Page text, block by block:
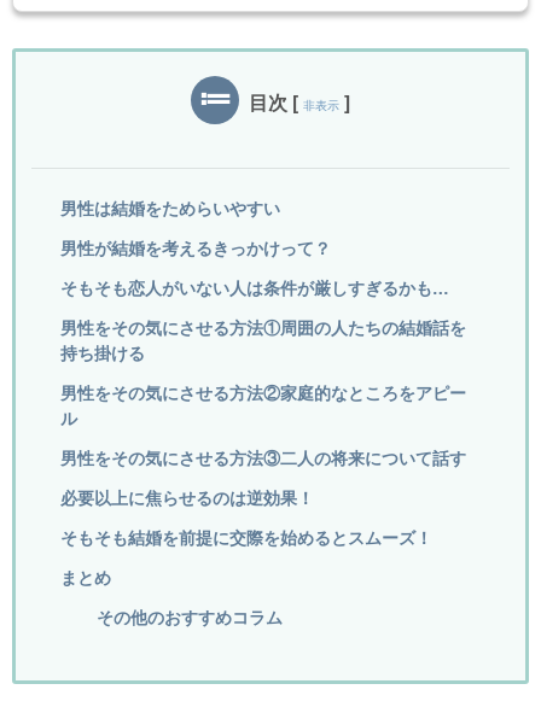
目次 [ 非表示 ]
男性は結婚をためらいやすい
男性が結婚を考えるきっかけって？
そもそも恋人がいない人は条件が厳しすぎるかも…
男性をその気にさせる方法①周囲の人たちの結婚話を
持ち掛ける
男性をその気にさせる方法②家庭的なところをアピー
ル
男性をその気にさせる方法③二人の将来について話す
必要以上に焦らせるのは逆効果！
そもそも結婚を前提に交際を始めるとスムーズ！
まとめ
その他のおすすめコラム